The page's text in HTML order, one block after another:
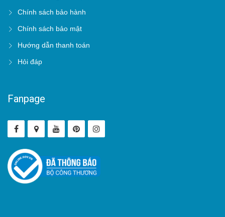
Chính sách bảo hành
Chính sách bảo mật
Hướng dẫn thanh toán
Hỏi đáp
Fanpage